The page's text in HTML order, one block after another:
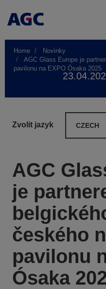
Home
Novinky
AGC Glass Europe je
pavilonu na EXPO Ósaka 2025
Zvolit jazyk CZECH
AGC
je
českého
pavilonu
Ósaka